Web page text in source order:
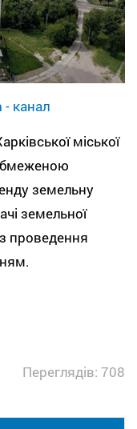
- канал
міської
земельну
земельної
проведення
Переглядів: 708